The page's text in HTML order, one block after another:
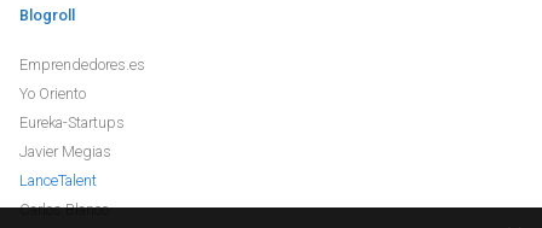
Blogroll
Emprendedores.es
Yo Oriento
Eureka-Startups
Javier Megias
LanceTalent
Carlos Blanco